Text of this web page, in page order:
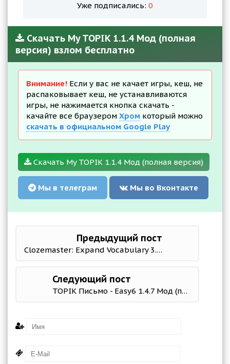
Уже подписались: 0
Скачать My TOPIK 1.1.4 Мод (полная
версия) взлом бесплатно
Внимание! Если у вас не качает игры, кеш, не
распаковывает кеш, не устанавливаются
игры, не нажимается кнопка скачать -
качайте все браузером Хром который можно
скачать в официальном Google Play
Скачать My TOPIK 1.1.4 Мод (полная версия)
Мы в телеграм Мы во Вконтакте
Предыдущий пост
Clozemaster: Expand Vocabulary 3.7.0 Mod (Pro)
Следующий пост
TOPIK Письмо - Easy6 1.4.7 Мод (полная версия)